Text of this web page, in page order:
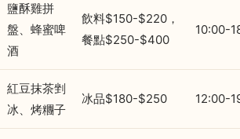
鹽酥雞拼
盤、蜂蜜啤
酒
飲料$150-$220，
餐點$250-$400
10:00-
紅豆抹茶剉
冰、烤糰子
冰品$180-$250 12:00-